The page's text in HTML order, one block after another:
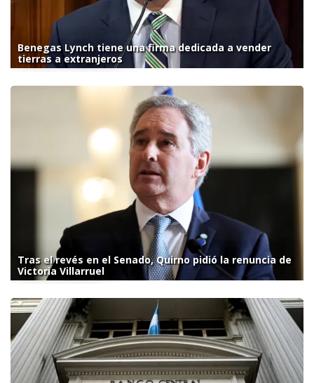
Benegas Lynch tiene una firma dedicada a vender
tierras a extranjeros
Tras el revés en el Senado, Quirno pidió la renuncia de
Victoria Villarruel